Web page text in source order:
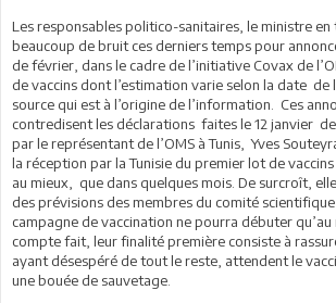
Les responsables politico-sanitaires, le ministre
beaucoup de bruit ces derniers temps pour
de février, dans le cadre de l’initiative Covax de
de vaccins dont l’estimation varie selon la date de
source qui est à l’origine de l’information. Ces
contredisent les déclarations faites le 12 janvier
par le représentant de l’OMS à Tunis, Yves
la réception par la Tunisie du premier lot de
au mieux, que dans quelques mois. De surcroît,
des prévisions des membres du comité
campagne de vaccination ne pourra débuter qu’au
compte fait, leur finalité première consiste à
ayant désespéré de tout le reste, attendent le
une bouée de sauvetage.